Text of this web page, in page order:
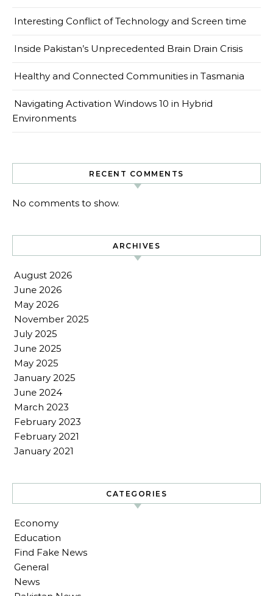
Interesting Conflict of Technology and Screen time
Inside Pakistan’s Unprecedented Brain Drain Crisis
Healthy and Connected Communities in Tasmania
Navigating Activation Windows 10 in Hybrid
Environments
RECENT COMMENTS
No comments to show.
ARCHIVES
August 2026
June 2026
May 2026
November 2025
July 2025
June 2025
May 2025
January 2025
June 2024
March 2023
February 2023
February 2021
January 2021
CATEGORIES
Economy
Education
Find Fake News
General
News